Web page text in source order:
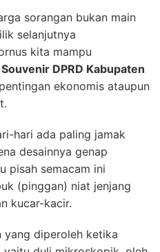
sorangan bukan main
selanjutnya
kita mampu
DPRD Kabupaten
ekonomis ataupun
hari ada paling jamak
desainnya genap
pisah semacam ini
(pinggan) niat jenjang
kucar-kacir.
yang diperoleh ketika